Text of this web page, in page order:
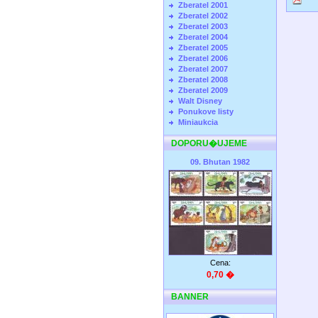
Zberatel 2001
Zberatel 2002
Zberatel 2003
Zberatel 2004
Zberatel 2005
Zberatel 2006
Zberatel 2007
Zberatel 2008
Zberatel 2009
Walt Disney
Ponukove listy
Miniaukcia
DOPORU�UJEME
09. Bhutan 1982
Cena:
0,70 �
BANNER